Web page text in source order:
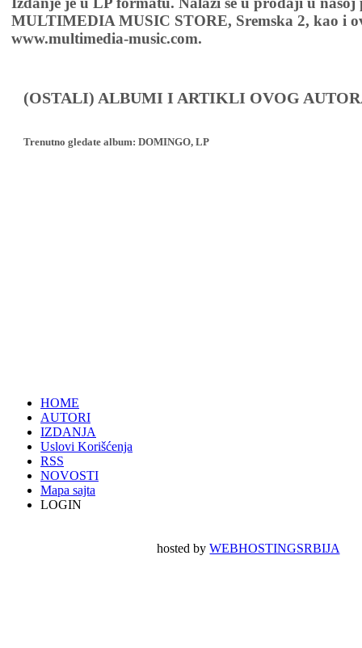
MULTIMEDIA MUSIC STORE, Sremska 2, kao i
www.multimedia-music.com.
(OSTALI) ALBUMI I ARTIKLI OVOG
Trenutno gledate album: DOMINGO, LP
HOME
AUTORI
IZDANJA
Uslovi Korišćenja
RSS
NOVOSTI
Mapa sajta
LOGIN
hosted byWEBHOSTINGSRBIJA